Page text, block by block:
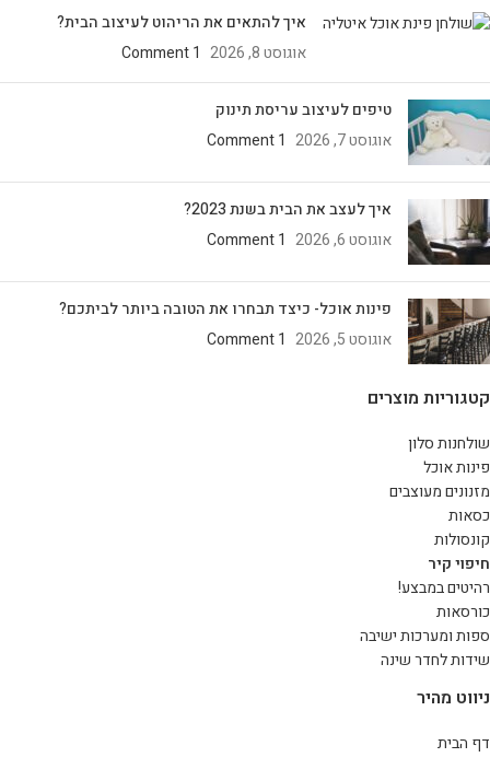
איך להתאים את הריהוט לעיצוב הבית?
אוגוסט 8, 2026
1 Comment
טיפים לעיצוב עריסת תינוק
אוגוסט 7, 2026
1 Comment
איך לעצב את הבית בשנת 2023?
אוגוסט 6, 2026
1 Comment
פינות אוכל- כיצד תבחרו את הטובה ביותר לביתכם?
אוגוסט 5, 2026
1 Comment
קטגוריות מוצרים
שולחנות סלון
פינות אוכל
מזנונים מעוצבים
כסאות
קונסולות
חיפוי קיר
רהיטים במבצע!
כורסאות
ספות ומערכות ישיבה
שידות לחדר שינה
ניווט מהיר
דף הבית